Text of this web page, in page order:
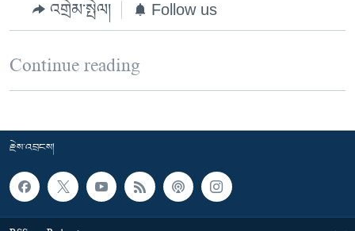
འགྲེམ་སྤེལ། Follow us
Continue reading
རྗེས་འབྲངས།